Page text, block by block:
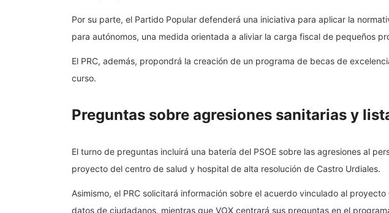
Por su parte, el Partido Popular defenderá una iniciativa para aplicar la
para autónomos, una medida orientada a aliviar la carga fiscal de pequeños
El PRC, además, propondrá la creación de un programa de becas de
curso.
Preguntas sobre agresiones sanitarias y
El turno de preguntas incluirá una batería del PSOE sobre las agresiones al
proyecto del centro de salud y hospital de alta resolución de Castro Urdiales.
Asimismo, el PRC solicitará información sobre el acuerdo vinculado al
datos de ciudadanos, mientras que VOX centrará sus preguntas en el